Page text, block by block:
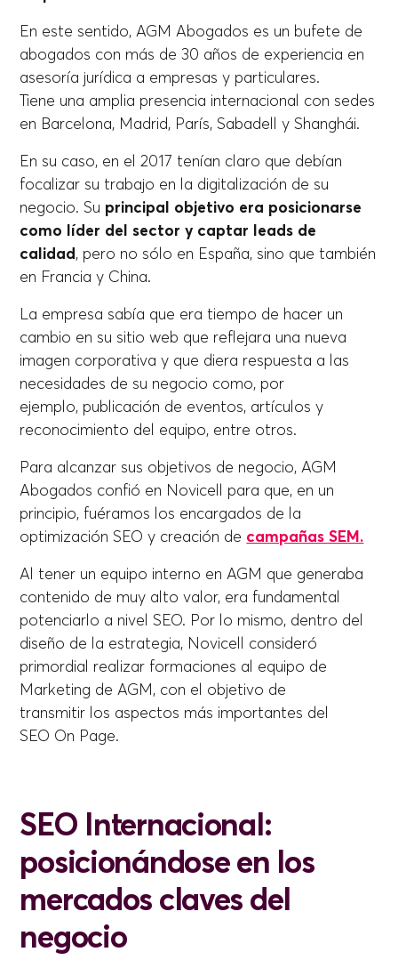
En este sentido, AGM Abogados es un bufete de
abogados con más de 30 años de experiencia en
asesoría jurídica a empresas y particulares.
Tiene una amplia presencia internacional con sedes
en Barcelona, Madrid, París, Sabadell y Shanghái.
En su caso, en el 2017 tenían claro que debían
focalizar su trabajo en la digitalización de su
negocio. Su principal objetivo era posicionarse
como líder del sector y captar leads de
calidad, pero no sólo en España, sino que también
en Francia y China.
La empresa sabía que era tiempo de hacer un
cambio en su sitio web que reflejara una nueva
imagen corporativa y que diera respuesta a las
necesidades de su negocio como, por
ejemplo, publicación de eventos, artículos y
reconocimiento del equipo, entre otros.
Para alcanzar sus objetivos de negocio, AGM
Abogados confió en Novicell para que, en un
principio, fuéramos los encargados de la
optimización SEO y creación de campañas SEM.
Al tener un equipo interno en AGM que generaba
contenido de muy alto valor, era fundamental
potenciarlo a nivel SEO. Por lo mismo, dentro del
diseño de la estrategia, Novicell consideró
primordial realizar formaciones al equipo de
Marketing de AGM, con el objetivo de
transmitir los aspectos más importantes del
SEO On Page.
SEO Internacional:
posicionándose en los
mercados claves del
negocio